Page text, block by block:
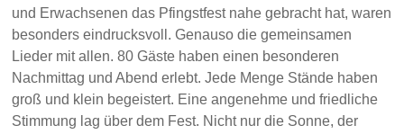
und Erwachsenen das Pfingstfest nahe gebracht hat, waren
besonders eindrucksvoll. Genauso die gemeinsamen
Lieder mit allen. 80 Gäste haben einen besonderen
Nachmittag und Abend erlebt. Jede Menge Stände haben
groß und klein begeistert. Eine angenehme und friedliche
Stimmung lag über dem Fest. Nicht nur die Sonne, der